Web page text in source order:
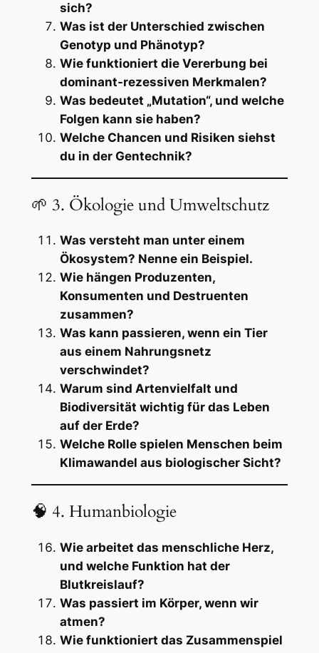
sich?
Was ist der Unterschied zwischen
Genotyp und Phänotyp?
Wie funktioniert die Vererbung bei
dominant-rezessiven Merkmalen?
Was bedeutet „Mutation“, und welche
Folgen kann sie haben?
Welche Chancen und Risiken siehst
du in der Gentechnik?
🌱 3. Ökologie und Umweltschutz
Was versteht man unter einem
Ökosystem? Nenne ein Beispiel.
Wie hängen Produzenten,
Konsumenten und Destruenten
zusammen?
Was kann passieren, wenn ein Tier
aus einem Nahrungsnetz
verschwindet?
Warum sind Artenvielfalt und
Biodiversität wichtig für das Leben
auf der Erde?
Welche Rolle spielen Menschen beim
Klimawandel aus biologischer Sicht?
🧠 4. Humanbiologie
Wie arbeitet das menschliche Herz,
und welche Funktion hat der
Blutkreislauf?
Was passiert im Körper, wenn wir
atmen?
Wie funktioniert das Zusammenspiel